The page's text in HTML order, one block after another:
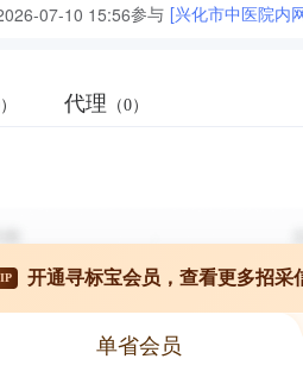
07-10 15:56参与 [兴化市中医院内
代理 （0）
开通寻标宝会员，查看更多招采
单省会员